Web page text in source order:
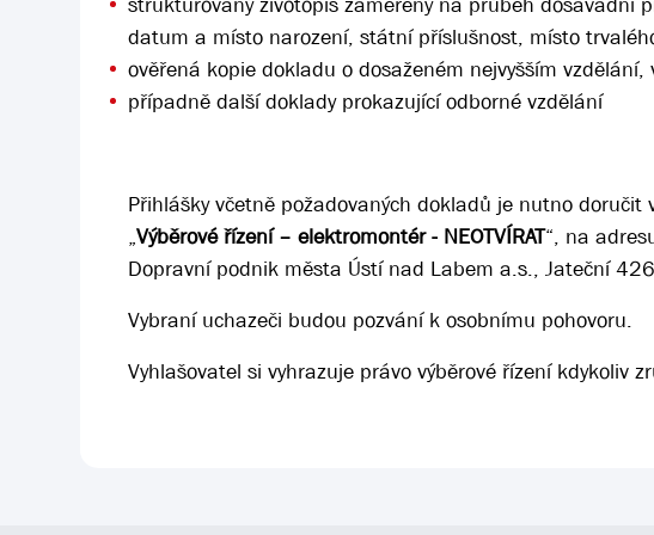
datum a místo narození, státní příslušnost, místo
ověřená kopie dokladu o dosaženém nejvyšším
případně další doklady prokazující odborné vzdělání
Přihlášky včetně požadovaných dokladů je nutno doručit
„Výběrové řízení – elektromontér - NEOTVÍRAT“, na
Dopravní podnik města Ústí nad Labem a.s., Jateční
Vybraní uchazeči budou pozvání k osobnímu pohovoru.
Vyhlašovatel si vyhrazuje právo výběrové řízení kdykoliv